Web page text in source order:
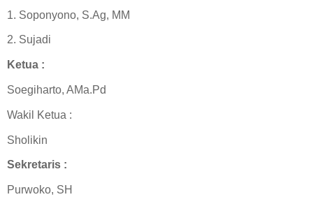
1. Soponyono, S.Ag, MM
2. Sujadi
Ketua :
Soegiharto, AMa.Pd
Wakil Ketua :
Sholikin
Sekretaris :
Purwoko, SH